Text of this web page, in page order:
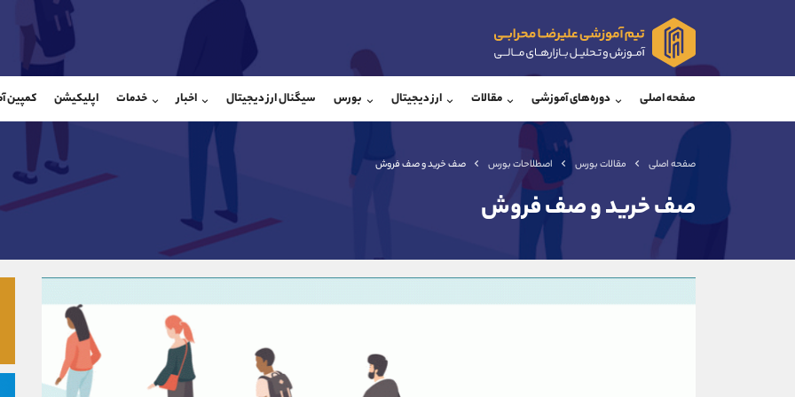
صفحه اصلی دوره‌های آموزشی مقالات ارز دیجیتال بورس سیگنال ارز دیجیتال اخبار خدمات اپلیکیشن کمپین
صفحه اصلی مقالات بورس اصطلاحات بورس صف خرید و صف فروش
صف خرید و صف فروش
شروع گفتگو
تلگرام @Armteam_admin_33
اطلاعات تماس
تلفن